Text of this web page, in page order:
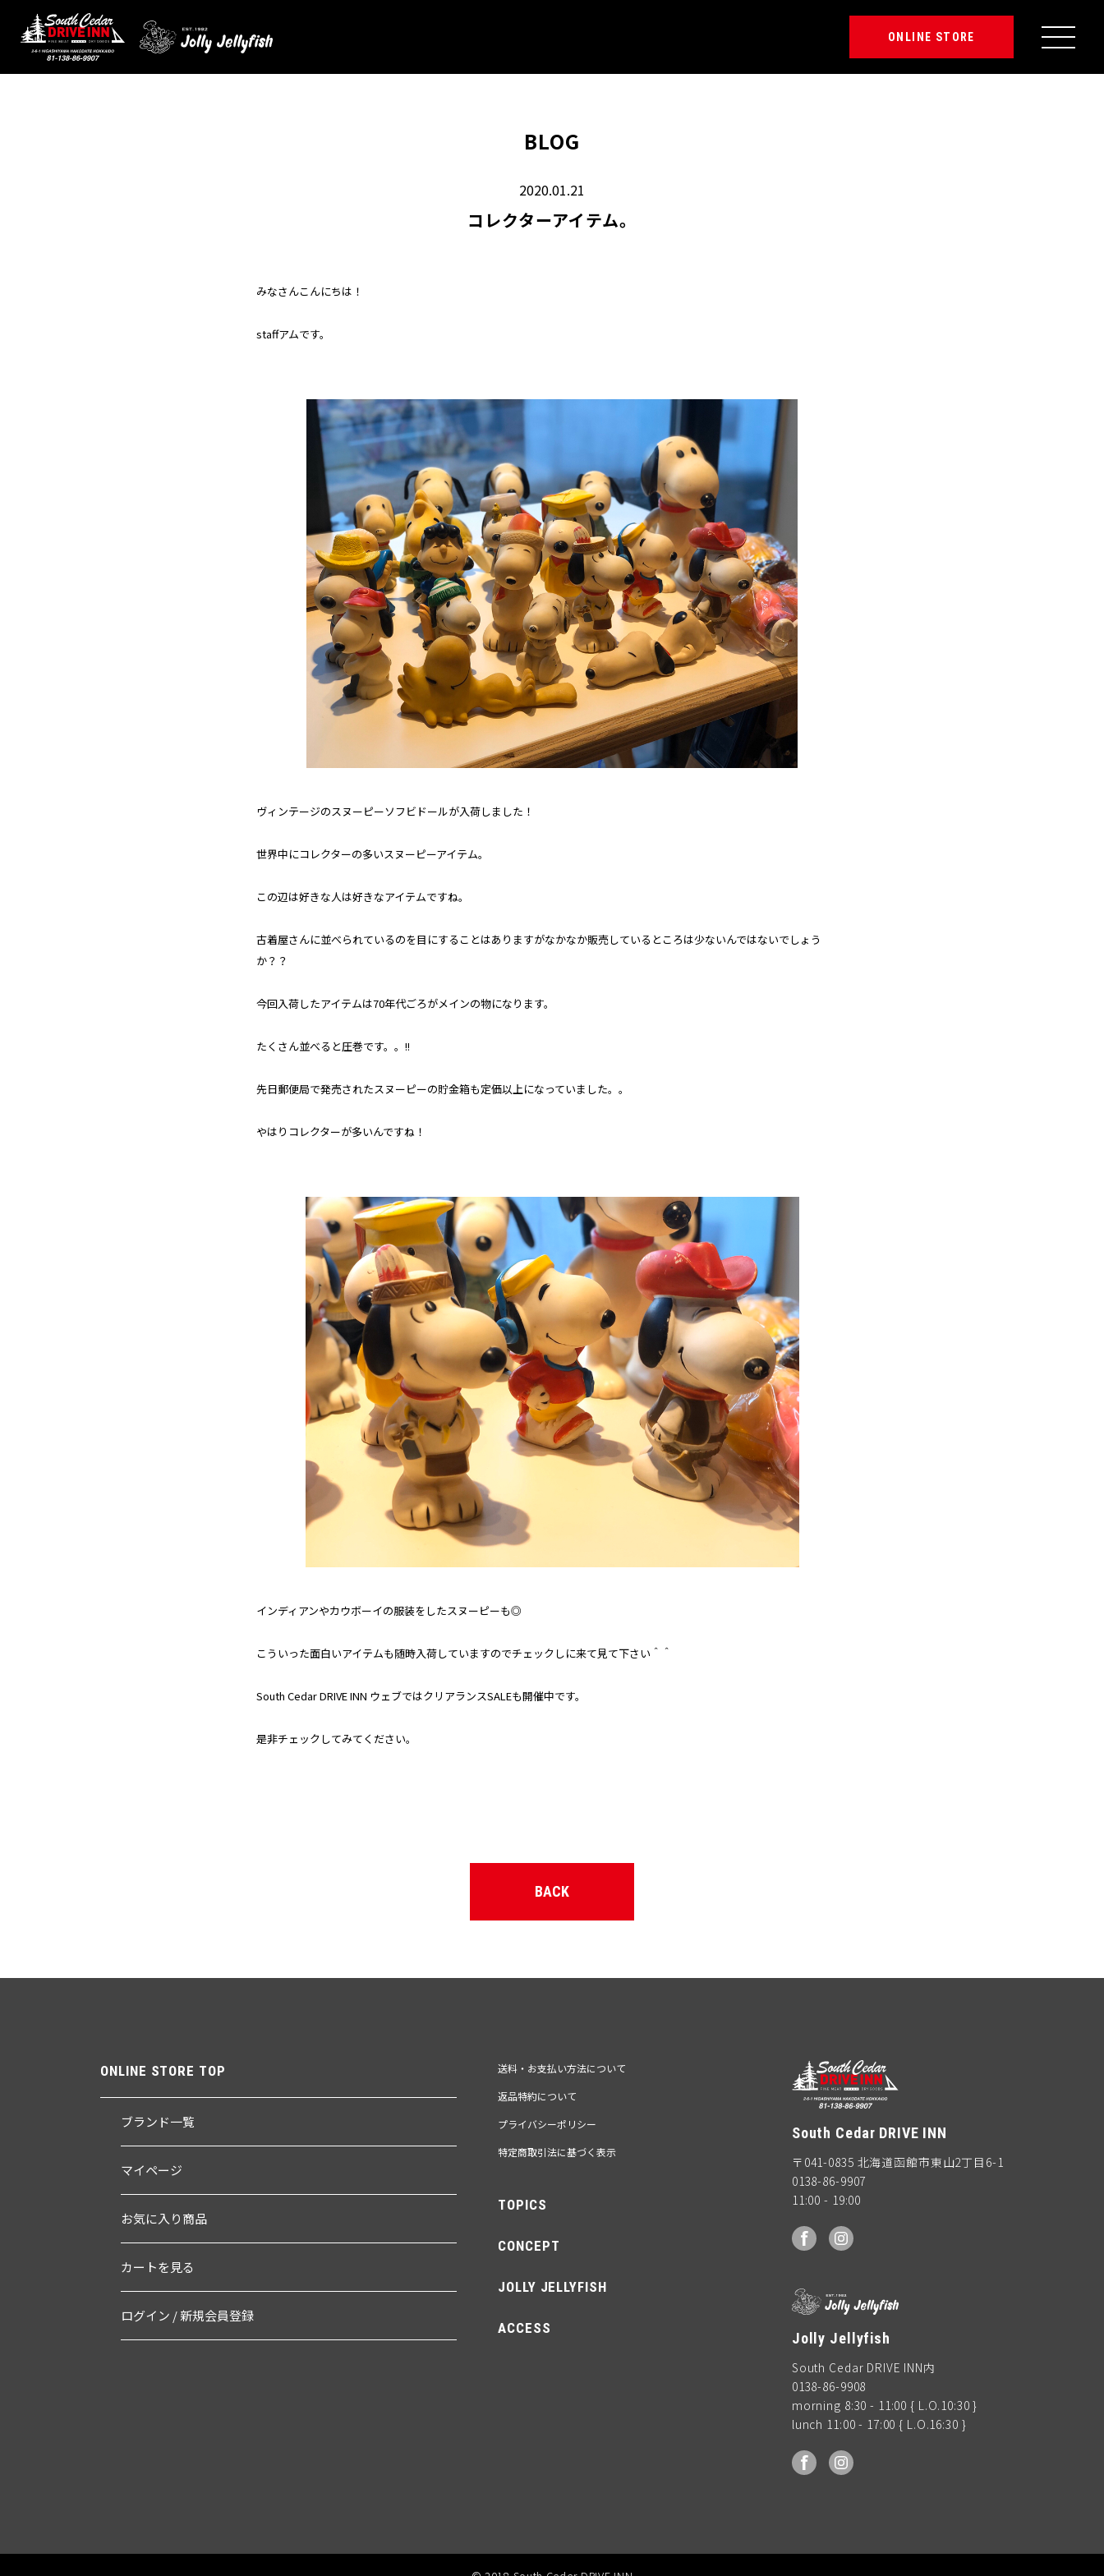
ONLINE STORE
BLOG
2020.01.21
コレクターアイテム。
みなさんこんにちは！
staffアムです。
ヴィンテージのスヌーピーソフビドールが入荷しました！
世界中にコレクターの多いスヌーピーアイテム。
この辺は好きな人は好きなアイテムですね。
古着屋さんに並べられているのを目にすることはありますがなかなか販売しているところは少ないんではないでしょう
か？？
今回入荷したアイテムは70年代ごろがメインの物になります。
たくさん並べると圧巻です。。!!
先日郵便局で発売されたスヌーピーの貯金箱も定価以上になっていました。。
やはりコレクターが多いんですね！
インディアンやカウボーイの服装をしたスヌーピーも◎
こういった面白いアイテムも随時入荷していますのでチェックしに来て見て下さい＾＾
South Cedar DRIVE INN ウェブではクリアランスSALEも開催中です。
是非チェックしてみてください。
BACK
ONLINE STORE TOP
ブランド一覧
マイページ
お気に入り商品
カートを見る
ログイン / 新規会員登録
送料・お支払い方法について
返品特約について
プライバシーポリシー
特定商取引法に基づく表示
TOPICS
CONCEPT
JOLLY JELLYFISH
ACCESS
South Cedar DRIVE INN
〒041-0835 北海道函館市東山2丁目6-1
0138-86-9907
11:00 - 19:00
facebook
Jolly Jellyfish
South Cedar DRIVE INN内
0138-86-9908
morning 8:30 - 11:00 { L.O.10:30 }
lunch 11:00 - 17:00 { L.O.16:30 }
facebook